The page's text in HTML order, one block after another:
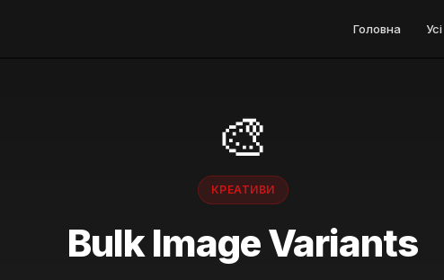
Головна
🎨
КРЕАТИВИ
Bulk Image Variants